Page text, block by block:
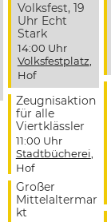
Volksfest, 19
Uhr Echt
Stark
14:00 Uhr
Volksfestplatz,
Hof
Zeugnisaktion
für alle
Viertklässler
11:00 Uhr
Stadtbücherei,
Hof
Großer
Mittelaltermar
kt